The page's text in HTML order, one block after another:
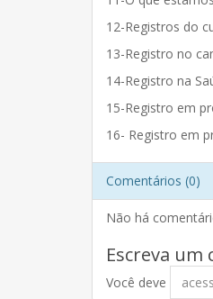
12-Registros do
13-Registro no
14-Registro na
15-Registro em
16- Registro em
Comentários (0)
Não há
Escreva
Você deve